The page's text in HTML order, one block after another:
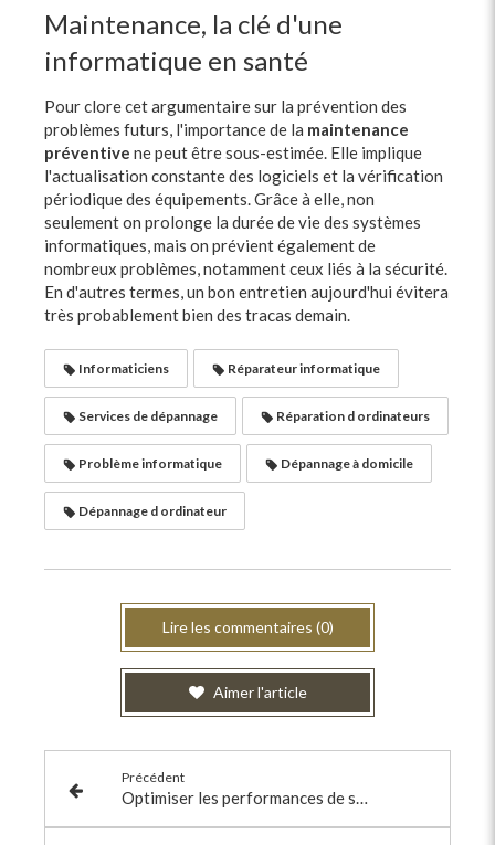
Maintenance, la clé d'une
informatique en santé
Pour clore cet argumentaire sur la prévention des
problèmes futurs, l'importance de la maintenance
préventive ne peut être sous-estimée. Elle implique
l'actualisation constante des logiciels et la vérification
périodique des équipements. Grâce à elle, non
seulement on prolonge la durée de vie des systèmes
informatiques, mais on prévient également de
nombreux problèmes, notamment ceux liés à la sécurité.
En d'autres termes, un bon entretien aujourd'hui évitera
très probablement bien des tracas demain.
Informaticiens Réparateur informatique
Services de dépannage Réparation d ordinateurs
Problème informatique Dépannage à domicile
Dépannage d ordinateur
Lire les commentaires (0)
Aimer l'article
Précédent
Optimiser les performances de son ordinateur